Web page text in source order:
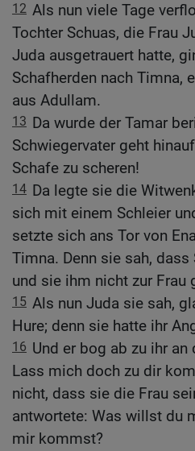
12 Als nun viele Tage
Tochter Schuas, die Frau
Juda ausgetrauert hatte,
Schafherden nach Timna,
aus Adullam.
13 Da wurde der Tamar
Schwiegervater geht
Schafe zu scheren!
14 Da legte sie die
sich mit einem Schleier
setzte sich ans Tor von
Timna. Denn sie sah,
und sie ihm nicht zur Frau
15 Als nun Juda sie sah,
Hure; denn sie hatte ihr
16 Und er bog ab zu ihr an
Lass mich doch zu dir
nicht, dass sie die Frau
antwortete: Was willst du
mir kommst?